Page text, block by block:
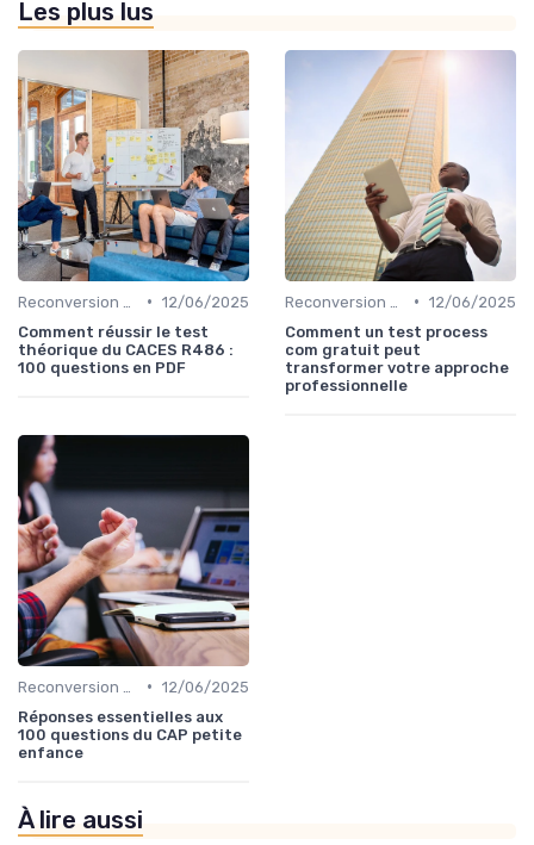
Les plus lus
• 12/06/2025
Comment réussir le test
théorique du CACES R486 :
100 questions en PDF
• 12/06/2025
Comment un test process
com gratuit peut
transformer votre approche
professionnelle
• 12/06/2025
Réponses essentielles aux
100 questions du CAP petite
enfance
À lire aussi